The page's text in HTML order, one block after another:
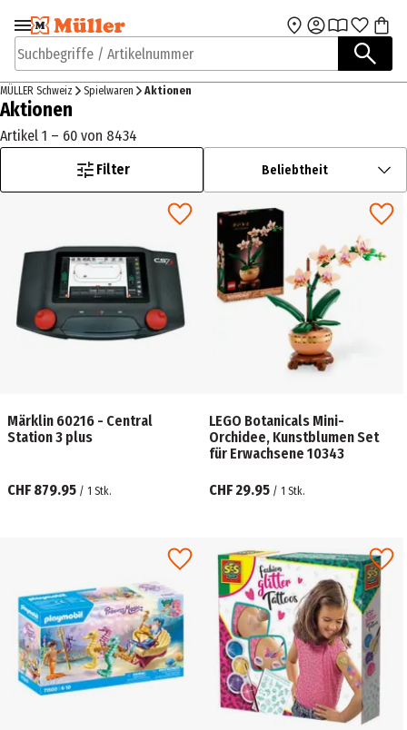
Zur Navigation
springen
Zum Hauptinhalt
Suchbegriffe / Artikelnummer
MÜLLER Schweiz Spielwaren Aktionen
Aktionen
Artikel 1 – 60 von 8434
Filter
Beliebtheit
Märklin 60216 - Central
Station 3 plus
CHF 879.95 / 1 Stk.
LEGO Botanicals Mini-
Orchidee, Kunstblumen Set
für Erwachsene 10343
CHF 29.95 / 1 Stk.